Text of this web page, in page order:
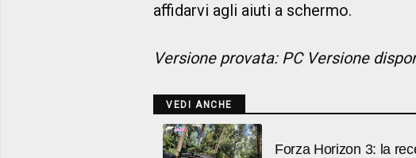
affidarvi agli aiuti a schermo.
Versione provata: PC Versione
VEDI ANCHE
Forza Horizon 3: la